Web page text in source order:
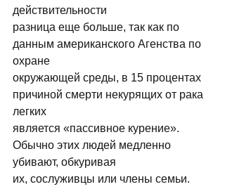
действительности
разница еще больше, так как по
данным американского Агенства по
охране
окружающей среды, в 15 процентах
причиной смерти некурящих от рака
легких
является «пассивное курение».
Обычно этих людей медленно
убивают, обкуривая
их, сослуживцы или члены семьи.